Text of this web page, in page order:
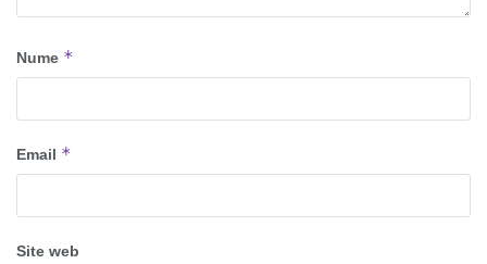
Nume *
Email *
Site web